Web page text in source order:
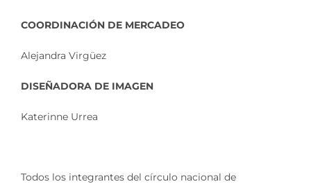
COORDINACIÓN DE MERCADEO
Alejandra Virgüez
DISEÑADORA DE IMAGEN
Katerinne Urrea
Todos los integrantes del círculo nacional de